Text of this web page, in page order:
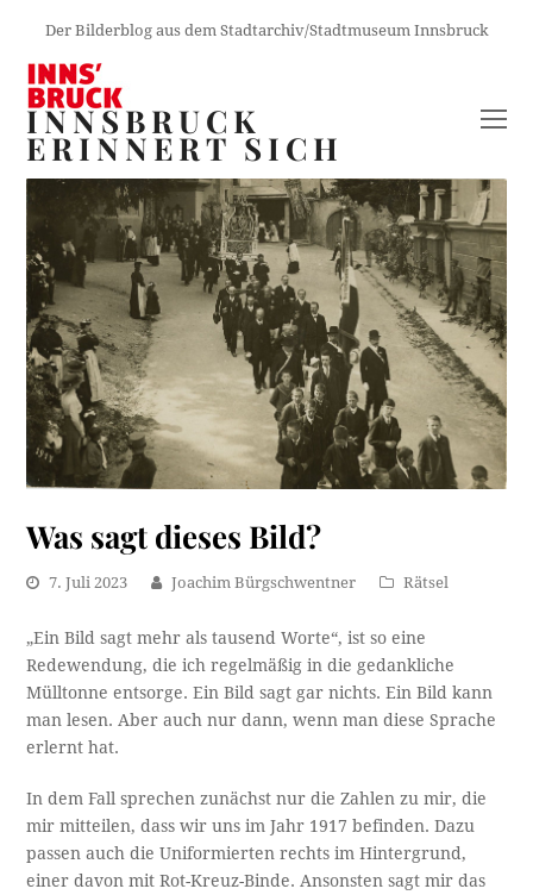
Der Bilderblog aus dem Stadtarchiv/Stadtmuseum Innsbruck
INNSBRUCK
ERINNERT SICH
Was sagt dieses Bild?
7. Juli 2023 Joachim Bürgschwentner Rätsel
„Ein Bild sagt mehr als tausend Worte“, ist so eine
Redewendung, die ich regelmäßig in die gedankliche
Mülltonne entsorge. Ein Bild sagt gar nichts. Ein Bild kann
man lesen. Aber auch nur dann, wenn man diese Sprache
erlernt hat.
In dem Fall sprechen zunächst nur die Zahlen zu mir, die
mir mitteilen, dass wir uns im Jahr 1917 befinden. Dazu
passen auch die Uniformierten rechts im Hintergrund,
einer davon mit Rot-Kreuz-Binde. Ansonsten sagt mir das